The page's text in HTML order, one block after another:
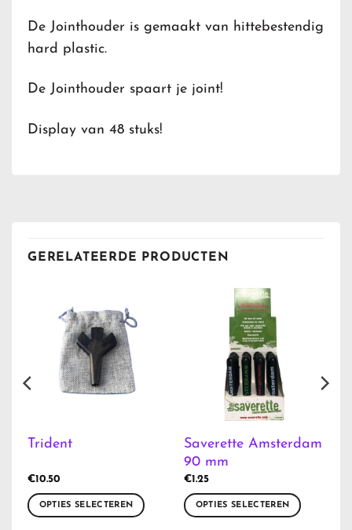
De Jointhouder is gemaakt van hittebestendig
hard plastic.
De Jointhouder spaart je joint!
Display van 48 stuks!
GERELATEERDE PRODUCTEN
Trident
€10.50
OPTIES SELECTEREN
Saverette Amsterdam
90 mm
€1.25
OPTIES SELECTEREN